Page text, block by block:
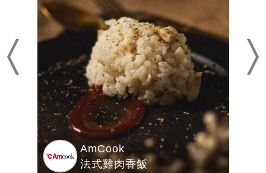
Previous
AmCook
法式雞肉香飯
Next